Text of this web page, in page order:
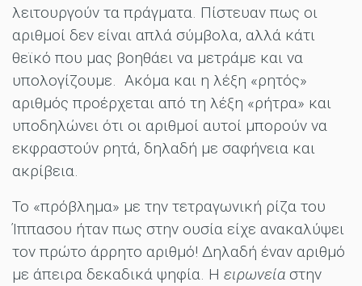
λειτουργούν τα πράγματα. Πίστευαν πως οι
αριθμοί δεν είναι απλά σύμβολα, αλλά κάτι
θεϊκό που μας βοηθάει να μετράμε και να
υπολογίζουμε. Ακόμα και η λέξη «ρητός»
αριθμός προέρχεται από τη λέξη «ρήτρα» και
υποδηλώνει ότι οι αριθμοί αυτοί μπορούν να
εκφραστούν ρητά, δηλαδή με σαφήνεια και
ακρίβεια.
Το «πρόβλημα» με την τετραγωνική ρίζα του
Ίππασου ήταν πως στην ουσία είχε ανακαλύψει
τον πρώτο άρρητο αριθμό! Δηλαδή έναν αριθμό
με άπειρα δεκαδικά ψηφία. Η ειρωνεία στην